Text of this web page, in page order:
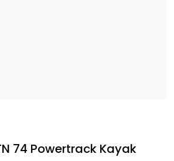
74 Powertrack Kayak